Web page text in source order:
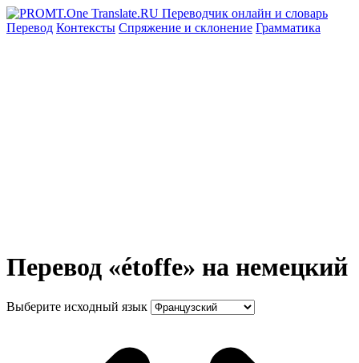
Перевод Контексты Спряжение и склонение Грамматика
Перевод «étoffe» на немецкий
Выберите исходный язык